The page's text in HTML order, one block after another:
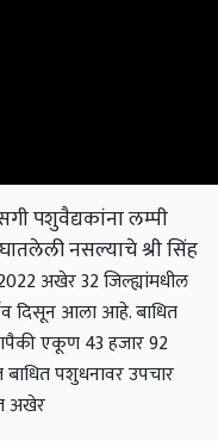
पशुवैद्यकांना लम्पी
नसल्याचे श्री सिंह
अखेर 32 जिल्ह्यांमधील
दिसून आला आहे. बाधित
एकूण 43 हजार 92
बाधित पशुधनावर उपचार
अखेर